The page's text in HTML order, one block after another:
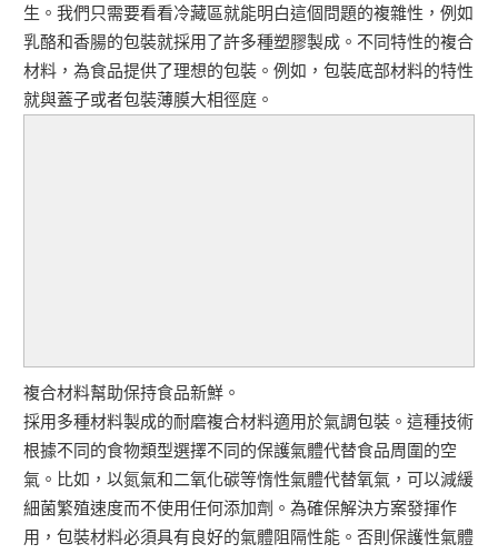
生。我們只需要看看冷藏區就能明白這個問題的複雜性，例如
乳酪和香腸的包裝就採用了許多種塑膠製成。不同特性的複合
材料，為食品提供了理想的包裝。例如，包裝底部材料的特性
就與蓋子或者包裝薄膜大相徑庭。
複合材料幫助保持食品新鮮。
採用多種材料製成的耐磨複合材料適用於氣調包裝。這種技術
根據不同的食物類型選擇不同的保護氣體代替食品周圍的空
氣。比如，以氮氣和二氧化碳等惰性氣體代替氧氣，可以減緩
細菌繁殖速度而不使用任何添加劑。為確保解決方案發揮作
用，包裝材料必須具有良好的氣體阻隔性能。否則保護性氣體